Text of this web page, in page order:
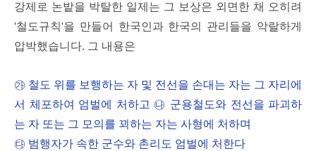
강제로 논밭을 박탈한 일제는 그 보상은 외면한 채 오히려
'철도규칙'을 만들어 한국인과 한국의 관리들을 악랄하게
압박했습니다. 그 내용은
㉮ 철도 위를 보행하는 자 및 전선을 손대는 자는 그 자리에
서 체포하여 엄벌에 처하고 ㉯ 군용철도와 전선을 파괴하
는 자 또는 그 모의를 꾀하는 자는 사형에 처하며
㉰ 범행자가 속한 군수와 촌리도 엄벌에 처한다